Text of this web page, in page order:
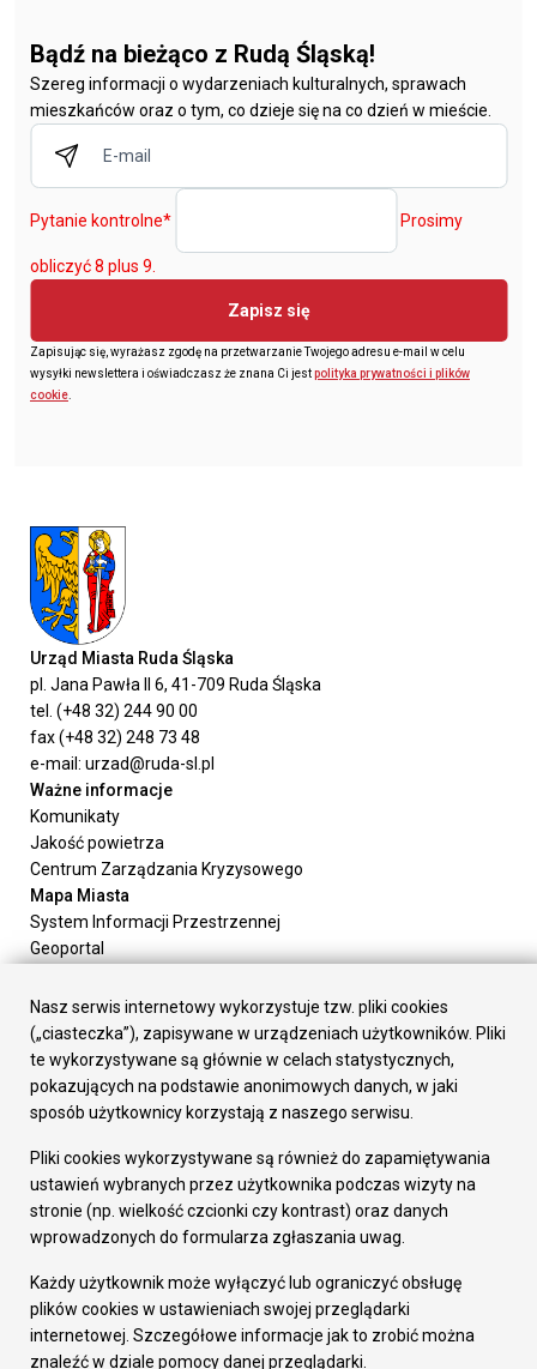
Bądź na bieżąco z Rudą Śląską!
Szereg informacji o wydarzeniach kulturalnych, sprawach
mieszkańców oraz o tym, co dzieje się na co dzień w mieście.
Pytanie kontrolne* Prosimy
obliczyć 8 plus 9.
Zapisz się
Zapisując się, wyrażasz zgodę na przetwarzanie Twojego adresu e-mail w celu
wysyłki newslettera i oświadczasz że znana Ci jestpolityka prywatności i plików
cookie
Urząd Miasta Ruda Śląska
pl. Jana Pawła II 6, 41-709 Ruda Śląska
tel. (+48 32) 244 90 00
fax (+48 32) 248 73 48
e-mail: urzad@ruda-sl.pl
Ważne informacje
Komunikaty
Jakość powietrza
Centrum Zarządzania Kryzysowego
Mapa Miasta
System Informacji Przestrzennej
Geoportal
Załatw sprawę
Prezydent Miasta
Rada Miasta
Wydziały
Elektroniczna Skrzynka Podawcza
Gospodarka
Fundusze europejskie
Środki krajowe
Oferty inwestycyjne
Pozostałe
Deklaracja dostępności
Dane osobowe
Nasz serwis internetowy wykorzystuje tzw. pliki cookies
(„ciasteczka”), zapisywane w urządzeniach użytkowników. Pliki
te wykorzystywane są głównie w celach statystycznych,
pokazujących na podstawie anonimowych danych, w jaki
sposób użytkownicy korzystają z naszego serwisu.
Pliki cookies wykorzystywane są również do zapamiętywania
ustawień wybranych przez użytkownika podczas wizyty na
stronie (np. wielkość czcionki czy kontrast) oraz danych
wprowadzonych do formularza zgłaszania uwag.
Każdy użytkownik może wyłączyć lub ograniczyć obsługę
plików cookies w ustawieniach swojej przeglądarki
internetowej. Szczegółowe informacje jak to zrobić można
znaleźć w dziale pomocy danej przeglądarki.